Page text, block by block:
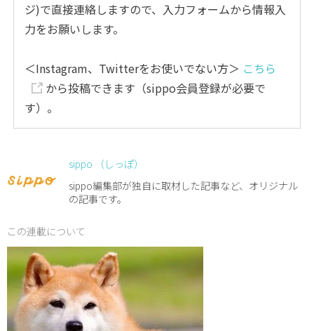
ジ)で直接連絡しますので、入力フォームから情報入
力をお願いします。
＜Instagram、Twitterをお使いでない方＞ こちら
から投稿できます（sippo会員登録が必要で
す）。
sippo （しっぽ）
sippo編集部が独自に取材した記事など、オリジナル
の記事です。
この連載について